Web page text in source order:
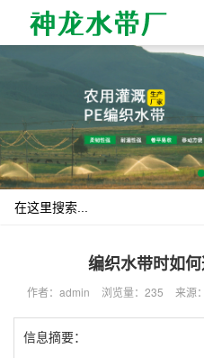
编织水带时如
作者：admin 浏览量：235 来源
信息摘要：